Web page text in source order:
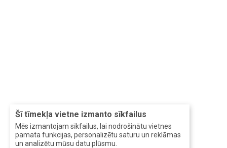
Šī tīmekļa vietne izmanto sīkfailus
Mēs izmantojam sīkfailus, lai nodrošinātu vietnes
pamata funkcijas, personalizētu saturu un reklāmas
un analizētu mūsu datu plūsmu.